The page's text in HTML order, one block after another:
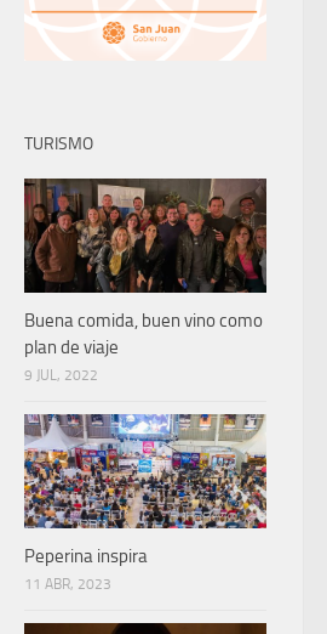
TURISMO
Buena comida, buen vino como
plan de viaje
9 JUL, 2022
Peperina inspira
11 ABR, 2023